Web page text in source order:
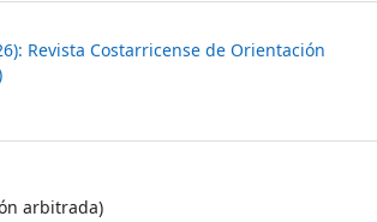
Revista Costarricense de Orientación
arbitrada)